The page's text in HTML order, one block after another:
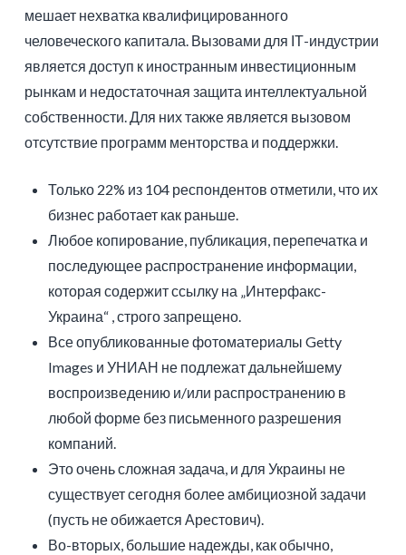
мешает нехватка квалифицированного
человеческого капитала. Вызовами для ІТ-индустрии
является доступ к иностранным инвестиционным
рынкам и недостаточная защита интеллектуальной
собственности. Для них также является вызовом
отсутствие программ менторства и поддержки.
Только 22% из 104 респондентов отметили, что их
бизнес работает как раньше.
Любое копирование, публикация, перепечатка и
последующее распространение информации,
которая содержит ссылку на „Интерфакс-
Украина“ , строго запрещено.
Все опубликованные фотоматериалы Getty
Images и УНИАН не подлежат дальнейшему
воспроизведению и/или распространению в
любой форме без письменного разрешения
компаний.
Это очень сложная задача, и для Украины не
существует сегодня более амбициозной задачи
(пусть не обижается Арестович).
Во-вторых, большие надежды, как обычно,